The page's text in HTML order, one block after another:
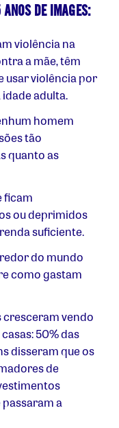
DE IMAGES:
violência na
a mãe, têm
usar violência por
adulta.
homem
tão
quanto as
ficam
ou deprimidos
suficiente.
do mundo
como gastam
cresceram vendo
50% das
disseram que os
de
a